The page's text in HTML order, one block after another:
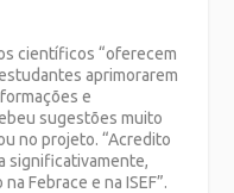
científicos “oferecem
aprimorarem
e
sugestões muito
no projeto. “Acredito
significativamente,
Febrace e na ISEF”.